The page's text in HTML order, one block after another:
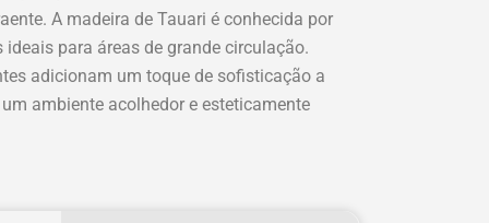
A madeira de Tauari é conhecida por
para áreas de grande circulação.
adicionam um toque de sofisticação a
ambiente acolhedor e esteticamente